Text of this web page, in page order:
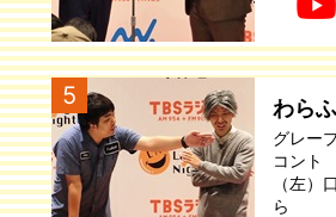
5 わら
グレー
コント
（左
ら